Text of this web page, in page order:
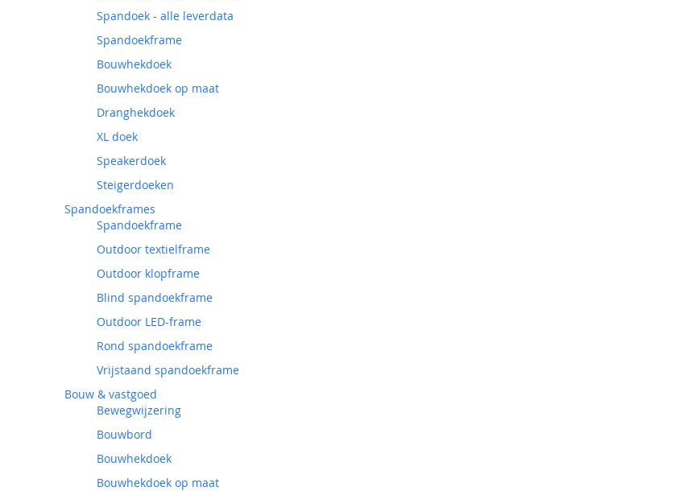
Spandoek - alle leverdata
Spandoekframe
Bouwhekdoek
Bouwhekdoek op maat
Dranghekdoek
XL doek
Speakerdoek
Steigerdoeken
Spandoekframes
Spandoekframe
Outdoor textielframe
Outdoor klopframe
Blind spandoekframe
Outdoor LED-frame
Rond spandoekframe
Vrijstaand spandoekframe
Bouw & vastgoed
Bewegwijzering
Bouwbord
Bouwhekdoek
Bouwhekdoek op maat